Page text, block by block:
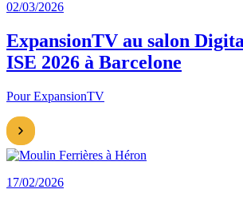
02/03/2026
ExpansionTV au salon
ISE 2026 à Barcelone
Pour ExpansionTV
17/02/2026